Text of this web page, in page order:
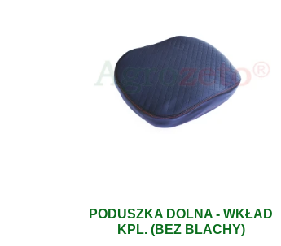
PODUSZKA DOLNA - WKŁAD
KPL. (BEZ BLACHY)